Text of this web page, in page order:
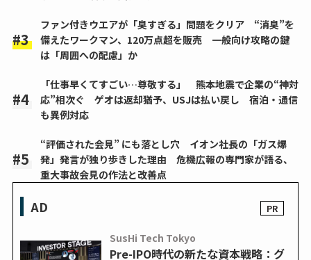
ファン付きウエアが「臭すぎる」問題をクリア “消臭”を
備えたワークマン、120万点超を販売 一般向け攻略の鍵
は「周囲への配慮」か
「仕事早くてすごい…尊敬する」 熊本地震で企業の“神対
応”相次ぐ ゲオは返却猶予、USJは払い戻し 宿泊・通信
も異例対応
“評価された会見” にも落とし穴 イオン社長の「ガス爆
発」発言が独り歩きした理由 危機広報の専門家が語る、
重大事故会見の作法と改善点
AD
SusHi Tech Tokyo
Pre-IPO時代の新たな資本戦略：グ